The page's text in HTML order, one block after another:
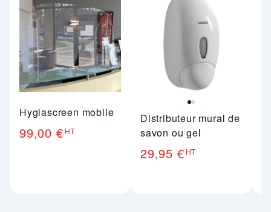
Hygiascreen mobile
99,00 € HT
Distributeur mural de
savon ou gel
29,95 € HT